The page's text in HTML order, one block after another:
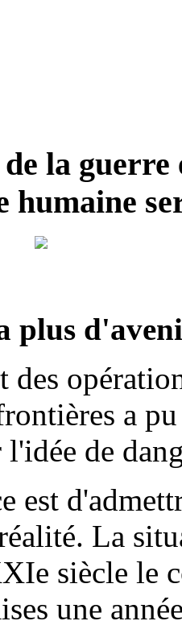
la
humaine
plus
a
l'idée de
est
La
siècle le
une